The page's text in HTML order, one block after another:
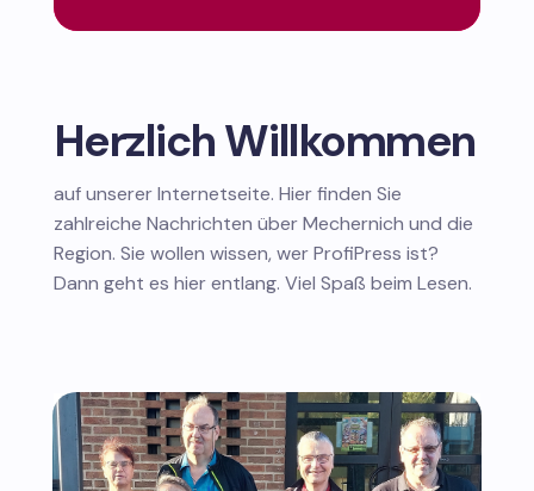
Herzlich Willkommen
auf unserer Internetseite. Hier finden Sie
zahlreiche Nachrichten über Mechernich und die
Region. Sie wollen wissen, wer ProfiPress ist?
Dann geht es hier entlang. Viel Spaß beim Lesen.